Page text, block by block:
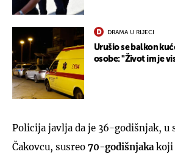
DRAMA U RIJECI
Urušio se balkon
osobe: "Život im je
Policija javlja da je 36-godišnjak, u
Čakovcu, susreo 70-godišnjaka koji